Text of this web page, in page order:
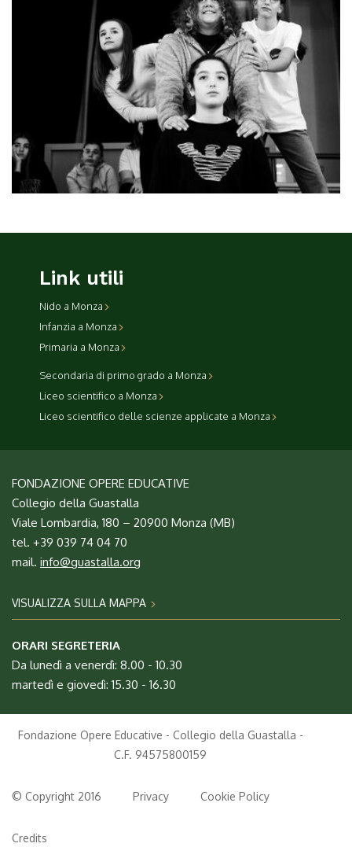
Link utili
Nido a Monza
Infanzia a Monza
Primaria a Monza
Secondaria di primo grado a Monza
Liceo scientifico a Monza
Liceo scientifico delle scienze applicate a Monza
FONDAZIONE OPERE EDUCATIVE
Collegio della Guastalla
Viale Lombardia, 180 – 20900 Monza (MB)
tel. +39 039 74 04 70
mail. info@guastalla.org
VISUALIZZA SULLA MAPPA
ORARI SEGRETERIA
Da lunedì a venerdì: 8.00 - 10.30
martedì e giovedì: 15.30 - 16.30
Fondazione Opere Educative - Collegio della Guastalla -
C.F. 94575800159
© Copyright 2016 Privacy Cookie Policy
Credits